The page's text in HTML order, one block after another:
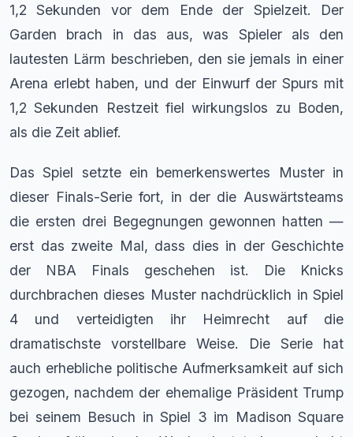
1,2 Sekunden vor dem Ende der Spielzeit. Der
Garden brach in das aus, was Spieler als den
lautesten Lärm beschrieben, den sie jemals in einer
Arena erlebt haben, und der Einwurf der Spurs mit
1,2 Sekunden Restzeit fiel wirkungslos zu Boden,
als die Zeit ablief.
Das Spiel setzte ein bemerkenswertes Muster in
dieser Finals-Serie fort, in der die Auswärtsteams
die ersten drei Begegnungen gewonnen hatten —
erst das zweite Mal, dass dies in der Geschichte
der NBA Finals geschehen ist. Die Knicks
durchbrachen dieses Muster nachdrücklich in Spiel
4 und verteidigten ihr Heimrecht auf die
dramatischste vorstellbare Weise. Die Serie hat
auch erhebliche politische Aufmerksamkeit auf sich
gezogen, nachdem der ehemalige Präsident Trump
bei seinem Besuch in Spiel 3 im Madison Square